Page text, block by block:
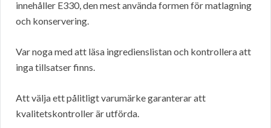
innehåller E330, den mest använda formen för matlagning
och konservering.
Var noga med att läsa ingredienslistan och kontrollera att
inga tillsatser finns.
Att välja ett pålitligt varumärke garanterar att
kvalitetskontroller är utförda.